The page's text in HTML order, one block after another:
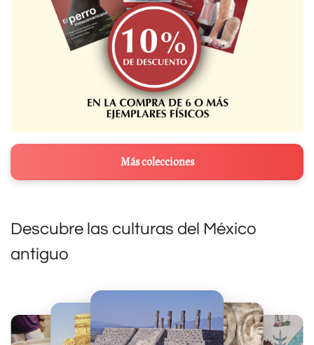
Más colecciones
Descubre las culturas del México
antiguo